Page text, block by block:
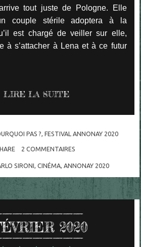
tout juste de Pologne. Elle
couple stérile adoptera à la
est chargé de veiller sur elle,
à s’attacher à Lena et à ce futur
LIRE LA SUITE
PAS ?,FESTIVAL ANNONAY 2020
2 COMMENTAIRES
SIRONI ,CINÉMA ANNONAY 2020
2020